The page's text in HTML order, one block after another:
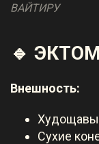
ВАЙТИРУ
🔹
Внешность:
Сухие